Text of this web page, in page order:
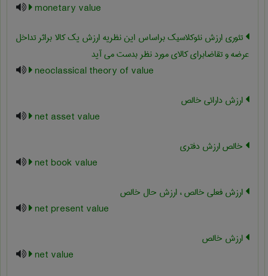
monetary value
تئوری ارزش نئوکلاسیک براساس این نظریه ارزش یک کالا براثر تداخل
عرضه و تقاضابرای کالای مورد نظر بدست می آید
neoclassical theory of value
ارزش دارائی خالص
net asset value
خالص ارزش دفتری
net book value
ارزش فعلی خالص ، ارزش حال خالص
net present value
ارزش خالص
net value